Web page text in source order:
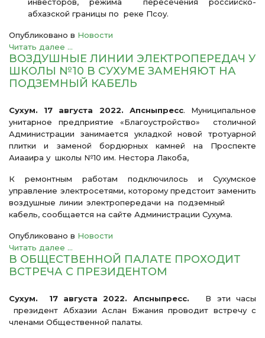
абхазской границы по реке Псоу.
Опубликовано в Новости
Читать далее ...
ВОЗДУШНЫЕ ЛИНИИ ЭЛЕКТРОПЕРЕДАЧ У
ШКОЛЫ №10 В СУХУМЕ ЗАМЕНЯЮТ НА
ПОДЗЕМНЫЙ КАБЕЛЬ
Сухум. 17 августа 2022. Апсныпресс. Муниципальное
унитарное предприятие «Благоустройство» столичной
Администрации занимается укладкой новой тротуарной
плитки и заменой бордюрных камней на Проспекте
Аиааира у школы №10 им. Нестора Лакоба,
К ремонтным работам подключилось и Сухумское
управление электросетями, которому предстоит заменить
воздушные линии электропередачи на подземный
кабель, сообщается на сайте Администрации Сухума.
Опубликовано в Новости
Читать далее ...
В ОБЩЕСТВЕННОЙ ПАЛАТЕ ПРОХОДИТ
ВСТРЕЧА С ПРЕЗИДЕНТОМ
Сухум. 17 августа 2022. Апсныпресс. В эти часы
президент Абхазии Аслан Бжания проводит встречу с
членами Общественной палаты.